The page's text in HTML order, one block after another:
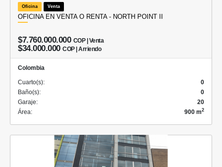
Oficina Venta
OFICINA EN VENTA O RENTA - NORTH POINT II
$7.760.000.000 COP | Venta
$34.000.000 COP | Arriendo
Colombia
Cuarto(s):
0
Baño(s):
0
Garaje:
20
Área:
900 m2